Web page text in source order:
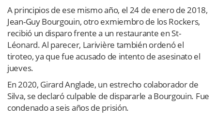
A principios de ese mismo año, el 24 de enero de 2018,
Jean-Guy Bourgouin, otro exmiembro de los Rockers,
recibió un disparo frente a un restaurante en St-
Léonard. Al parecer, Larivière también ordenó el
tiroteo, ya que fue acusado de intento de asesinato el
jueves.
En 2020, Girard Anglade, un estrecho colaborador de
Silva, se declaró culpable de dispararle a Bourgouin. Fue
condenado a seis años de prisión.